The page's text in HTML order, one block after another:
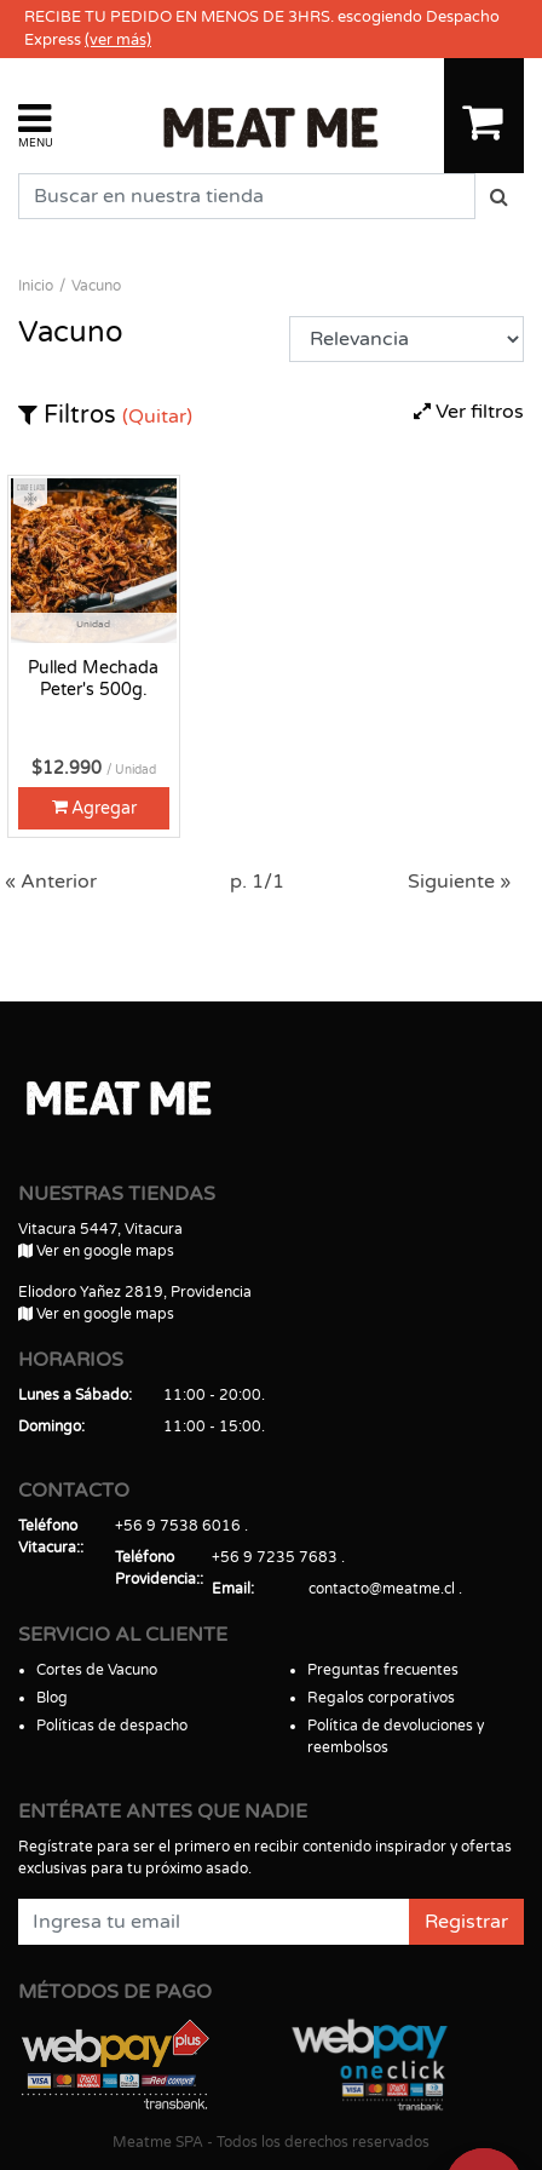
RECIBE TU PEDIDO EN MENOS DE 3HRS. escogiendo Despacho
Express(ver más)
MENU
Inicio Vacuno
Vacuno
Ver filtros
Filtros (Quitar)
Unidad
Pulled Mechada
Peter's 500g.
Congelado
$12.990 / Unidad
Agregar
« Anterior p. 1/1 Siguiente »
NUESTRAS TIENDAS
Vitacura 5447, Vitacura
Ver en google maps
Eliodoro Yañez 2819, Providencia
Ver en google maps
HORARIOS
Lunes a Sábado
11:00 - 20:00
Domingo
11:00 - 15:00
CONTACTO
Teléfono
Vitacura:
+56 9 7538 6016
Teléfono
Providencia:
+56 9 7235 7683
Email
contacto@meatme.cl
SERVICIO AL CLIENTE
Cortes de Vacuno
Blog
Políticas de despacho
Preguntas frecuentes
Regalos corporativos
Política de devoluciones y
reembolsos
ENTÉRATE ANTES QUE NADIE
Regístrate para ser el primero en recibir contenido inspirador y ofertas
exclusivas para tu próximo asado.
Registrar
MÉTODOS DE PAGO
Meatme SPA - Todos los derechos reservados